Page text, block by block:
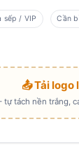
sếp / VIP Cần
📤 Tải
tự tách nền trắng,